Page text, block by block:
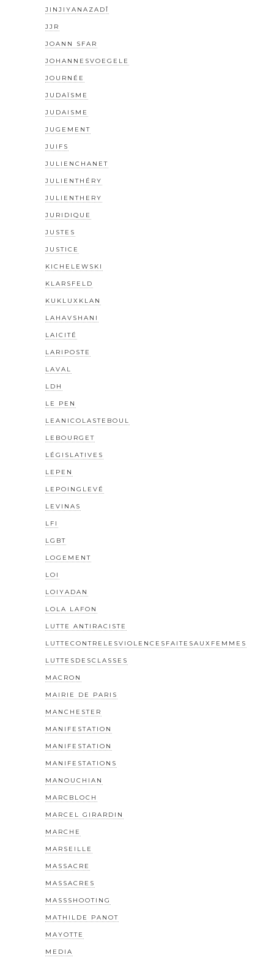
JINJIYANAZADÎ
JJR
JOANN SFAR
JOHANNESVOEGELE
JOURNÉE
JUDAÏSME
JUDAISME
JUGEMENT
JUIFS
JULIENCHANET
JULIENTHÉRY
JULIENTHERY
JURIDIQUE
JUSTES
JUSTICE
KICHELEWSKI
KLARSFELD
KUKLUXKLAN
LAHAVSHANI
LAICITÉ
LARIPOSTE
LAVAL
LDH
LE PEN
LEANICOLASTEBOUL
LEBOURGET
LÉGISLATIVES
LEPEN
LEPOINGLEVÉ
LEVINAS
LFI
LGBT
LOGEMENT
LOI
LOIYADAN
LOLA LAFON
LUTTE ANTIRACISTE
LUTTECONTRELESVIOLENCESFAITESAUXFEMMES
LUTTESDESCLASSES
MACRON
MAIRIE DE PARIS
MANCHESTER
MANIFESTATION
MANIFESTATION
MANIFESTATIONS
MANOUCHIAN
MARCBLOCH
MARCEL GIRARDIN
MARCHE
MARSEILLE
MASSACRE
MASSACRES
MASSSHOOTING
MATHILDE PANOT
MAYOTTE
MEDIA